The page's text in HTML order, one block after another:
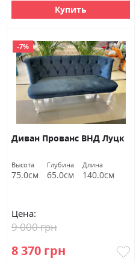
Купить
-7%
Диван Прованс ВНД Луцк
Высота
75.0см
Глубина
65.0см
Длина
140.0см
Цена:
8 370 грн
9 000 грн